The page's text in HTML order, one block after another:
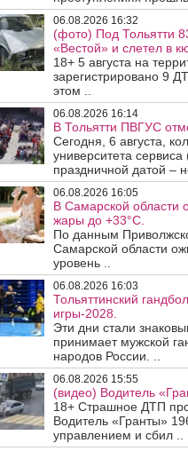
06.08.2026 16:32
(фото) Под Тольятти
«Вестой» и слетел в
18+ 5 августа на
зарегистрировано 9
этом ..
06.08.2026 16:14
В Тольятти ПВГУС
Сегодня, 6 августа,
университета
праздничной датой –
06.08.2026 16:05
В Самарской области
жары до +33°C.
По данным
Самарской области
уровень ..
06.08.2026 16:03
Тольяттинский
игры-2028.
Эти дни стали
принимает мужской
народов России. ..
06.08.2026 15:55
(видео) Водитель
18+ Страшное ДТП
Водитель «Гранты»
управлением и сбил ..